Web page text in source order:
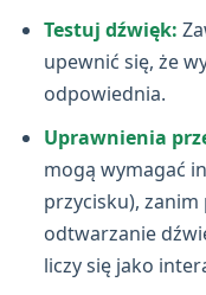
Testuj dźwięk:
upewnić się, że
odpowiednia.
Uprawnienia
mogą wymagać
przycisku),
odtwarzanie
liczy się jako